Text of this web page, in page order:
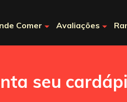
Comer Avaliações
seu